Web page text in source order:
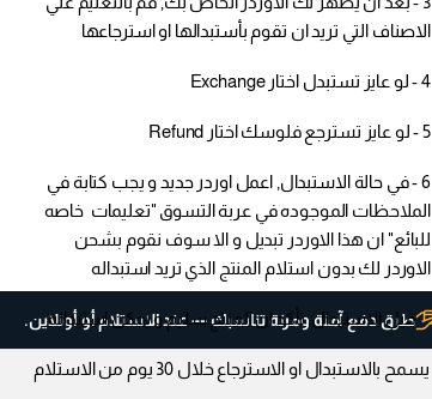
الاصناف التي تريد ان تقوم بأستبدالها او استرجاعها
4 - لو عايز تستبدل اختار Exchange
5 - لو عايز تسترجع فلوسك اختار Refund
6 - في حالة الاستبدال, اعمل اوردر جديد و يجب كتابة في
الملاحظات الموجوده في عربة التسوق "تعليمات خاصه
للبائع" ان هذا الاوردر تبديل و الا سوف نقوم بشحن
الاوردر لك بدون استلام المنتج الذي تريد استبداله
قبل الاستبدال, تأكد ان المنتج سليم و يمكن استبداله
يسمح بالاستبدال او الاسترجاع خلال 30 يوم من الاستلام
طرق دفع آمنة ومرنة تناسبك — عند الاستلام أو أونلاين.